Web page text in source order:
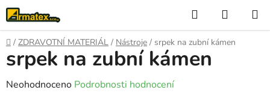
Přejít
na
obsah
Hledat
KOŠÍK
Domů
/ ZDRAVOTNÍ MATERIÁL / Nástroje / srpek na zubní kámen
srpek na zubní kámen
Průměrné
Neohodnoceno Podrobnosti hodnocení